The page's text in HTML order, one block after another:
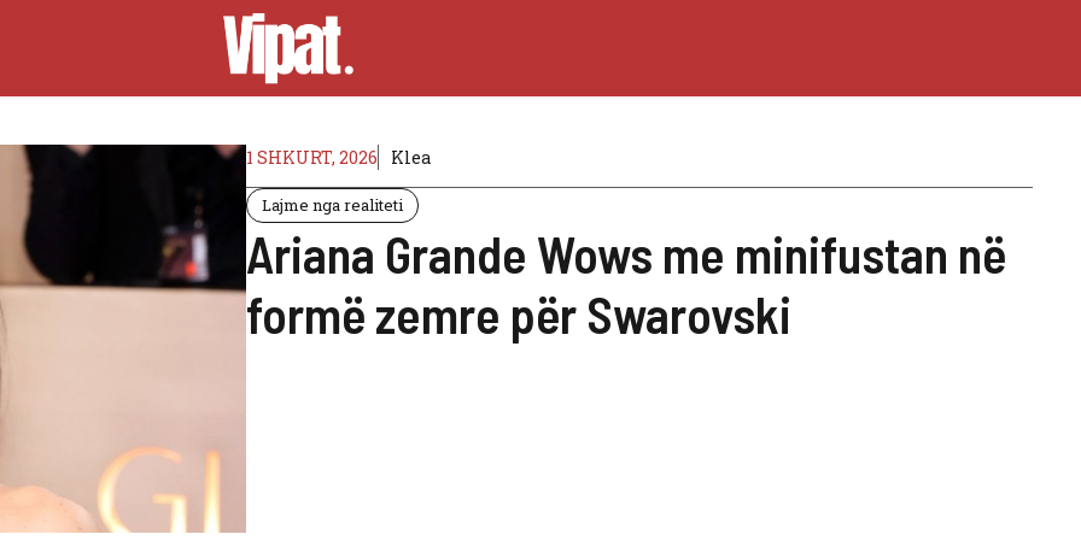
1 SHKURT, 2026 Klea
Lajme nga realiteti
Ariana Grande Wows me minifustan në
formë zemre për Swarovski